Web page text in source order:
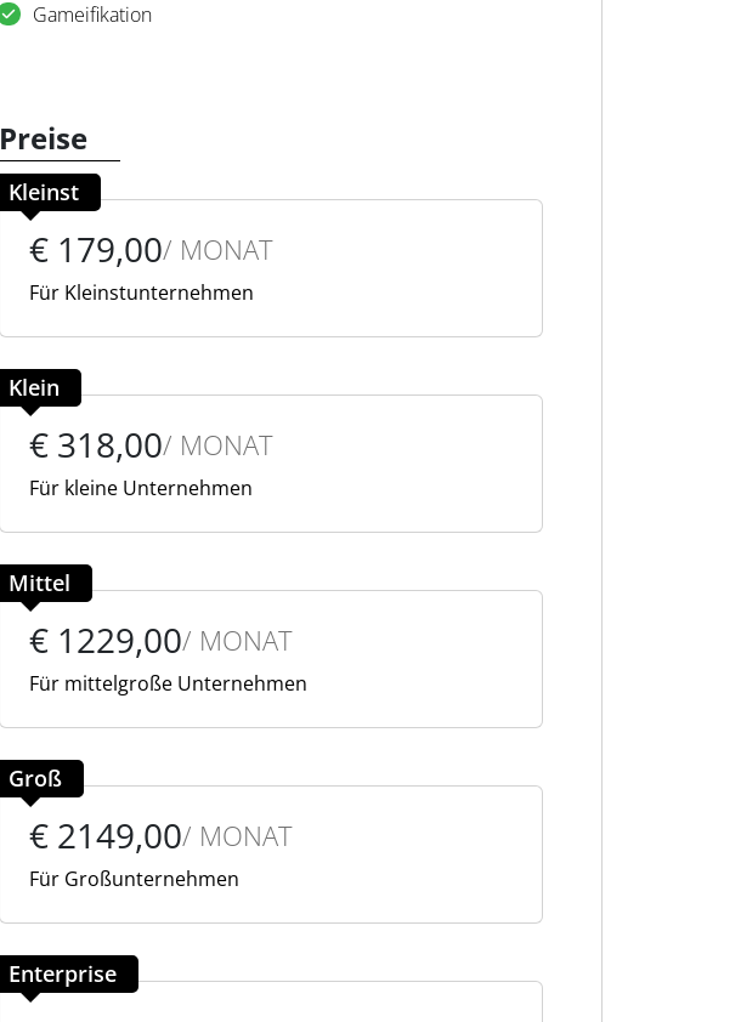
Gameifikation
Preise
Kleinst
€ 179,00/ MONAT
Für Kleinstunternehmen
Klein
€ 318,00/ MONAT
Für kleine Unternehmen
Mittel
€ 1229,00/ MONAT
Für mittelgroße Unternehmen
Groß
€ 2149,00/ MONAT
Für Großunternehmen
Enterprise